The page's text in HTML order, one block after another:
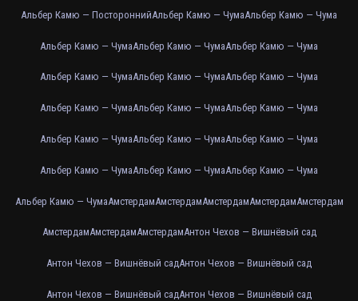
Альбер Камю — ПостороннийАльбер Камю — ЧумаАльбер Камю — Чума
Альбер Камю — ЧумаАльбер Камю — ЧумаАльбер Камю — Чума
Альбер Камю — ЧумаАльбер Камю — ЧумаАльбер Камю — Чума
Альбер Камю — ЧумаАльбер Камю — ЧумаАльбер Камю — Чума
Альбер Камю — ЧумаАльбер Камю — ЧумаАльбер Камю — Чума
Альбер Камю — ЧумаАльбер Камю — ЧумаАльбер Камю — Чума
Альбер Камю — ЧумаАмстердамАмстердамАмстердамАмстердамАмстердам
АмстердамАмстердамАмстердамАнтон Чехов — Вишнёвый сад
Антон Чехов — Вишнёвый садАнтон Чехов — Вишнёвый сад
Антон Чехов — Вишнёвый садАнтон Чехов — Вишнёвый сад